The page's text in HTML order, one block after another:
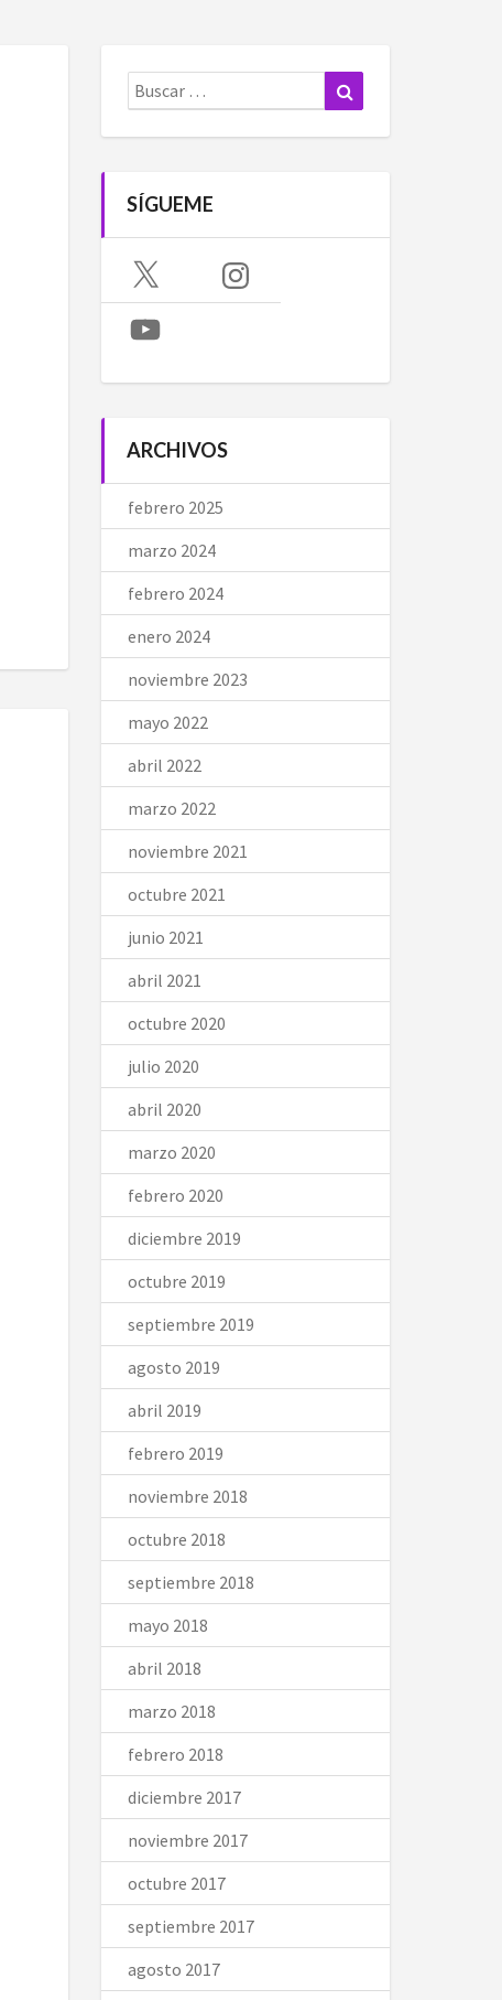
Buscar:
SÍGUEME
X Instagram
YouTube
ARCHIVOS
febrero 2025
marzo 2024
febrero 2024
enero 2024
noviembre 2023
mayo 2022
abril 2022
marzo 2022
noviembre 2021
octubre 2021
junio 2021
abril 2021
octubre 2020
julio 2020
abril 2020
marzo 2020
febrero 2020
diciembre 2019
octubre 2019
septiembre 2019
agosto 2019
abril 2019
febrero 2019
noviembre 2018
octubre 2018
septiembre 2018
mayo 2018
abril 2018
marzo 2018
febrero 2018
diciembre 2017
noviembre 2017
octubre 2017
septiembre 2017
agosto 2017